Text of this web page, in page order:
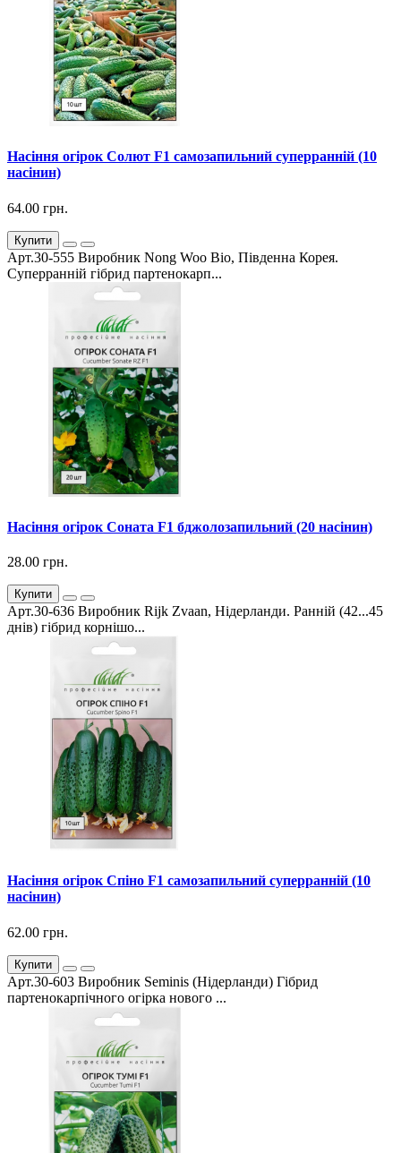
Насіння огірок Солют F1 самозапильний суперранній (10
насінин)
64.00 грн.
Купити
Арт.30-555 Виробник Nong Woo Bio, Південна Корея.
Суперранній гібрид партенокарп...
Насіння огірок Соната F1 бджолозапильний (20 насінин)
28.00 грн.
Купити
Арт.30-636 Виробник Rijk Zvaan, Нідерланди. Ранній (42...45
днів) гібрид корнішо...
Насіння огірок Спіно F1 самозапильний суперранній (10
насінин)
62.00 грн.
Купити
Арт.30-603 Виробник Seminis (Нідерланди) Гібрид
партенокарпічного огірка нового ...